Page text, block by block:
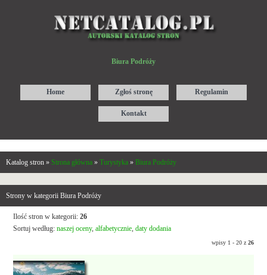
Biura Podróży
Home Zgłoś stronę Regulamin
Kontakt
Katalog stron » Strona główna » Turystyka » Biura Podróży
Strony w kategorii Biura Podróży
Ilość stron w kategorii:26
Sortuj według:naszej oceny,alfabetycznie ,daty dodania
wpisy 1 - 20 z 26